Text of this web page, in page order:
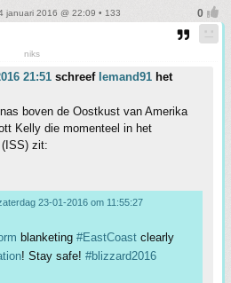
januari 2016 @ 22:09 • 133
niks
21:51 schreef Iemand91 het
boven de Oostkust van Amerika
Kelly die momenteel in het
(ISS) zit:
23-01-2016 om 11:55:27
blanketing #EastCoast clearly
! Stay safe! #blizzard2016